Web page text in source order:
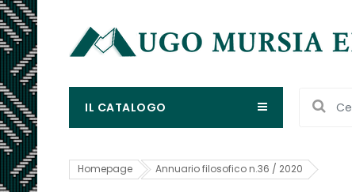
IL CATALOGO
Homepage Annuario filosofico n.36 / 2020